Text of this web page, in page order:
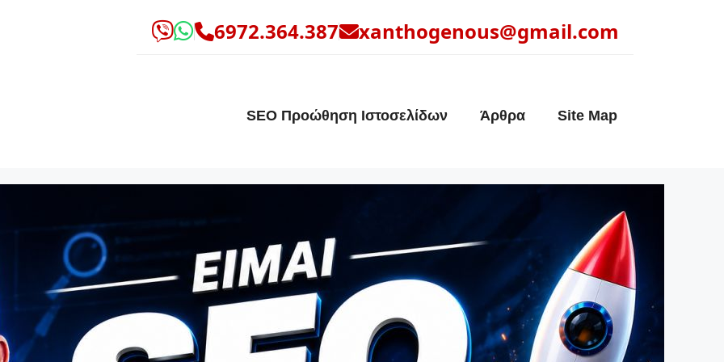
6972.364.387 xanthogenous@gmail.com
SEO Προώθηση Ιστοσελίδων Άρθρα Site Map